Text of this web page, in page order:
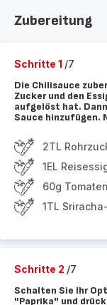
Zubereitung
Schritte 1 /7
Die Chilisauce
Zucker und den
aufgelöst hat.
Sauce hinzufügen.
2TL
1EL
60g
1TL
Schritte 2 /7
Schalten Sie Ihr
"Paprika" und